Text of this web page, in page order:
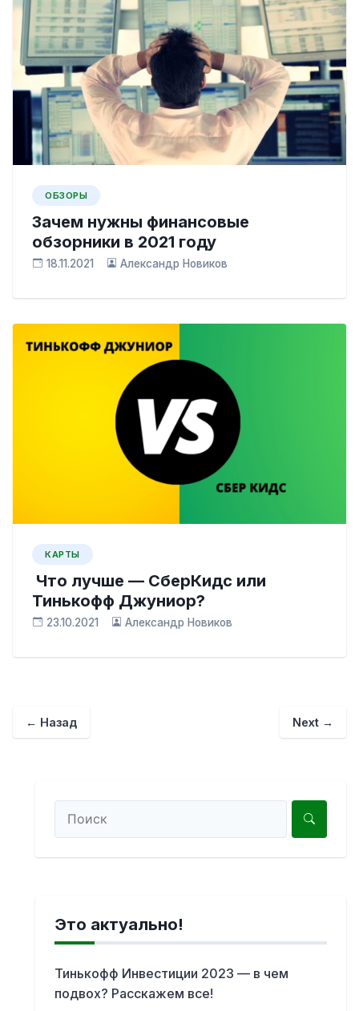
ОБЗОРЫ
Зачем нужны финансовые
обзорники в 2021 году
18.11.2021 Александр Новиков
КАРТЫ
Что лучше — СберКидс или
Тинькофф Джуниор?
23.10.2021 Александр Новиков
← Назад Next →
Это актуально!
Тинькофф Инвестиции 2023 — в чем
подвох? Расскажем все!